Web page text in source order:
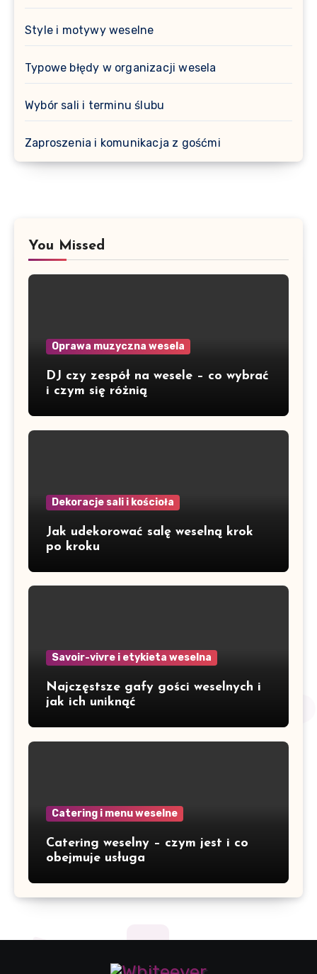
Style i motywy weselne
Typowe błędy w organizacji wesela
Wybór sali i terminu ślubu
Zaproszenia i komunikacja z gośćmi
You Missed
Oprawa muzyczna wesela
DJ czy zespół na wesele – co wybrać
i czym się różnią
Dekoracje sali i kościoła
Jak udekorować salę weselną krok
po kroku
Savoir-vivre i etykieta weselna
Najczęstsze gafy gości weselnych i
jak ich uniknąć
Catering i menu weselne
Catering weselny – czym jest i co
obejmuje usługa